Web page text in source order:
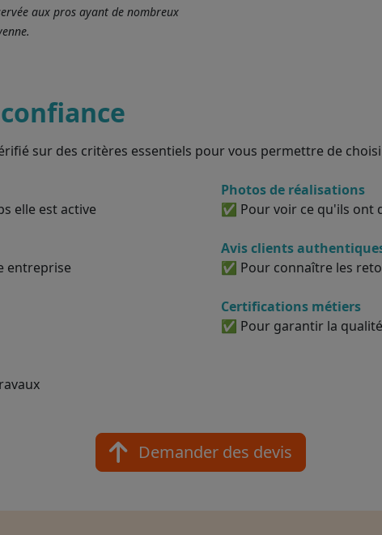
aux pros ayant de nombreux
sur des critères essentiels pour vous permettre de
elle est active
Photos de réalisations
✅ Pour voir ce qu'ils ont
entreprise
Avis clients
✅ Pour connaître les
Certifications métiers
✅ Pour garantir la
Demander des devis